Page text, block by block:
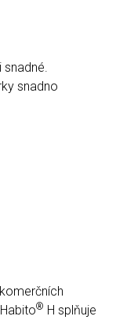
snadno
® H splňuje